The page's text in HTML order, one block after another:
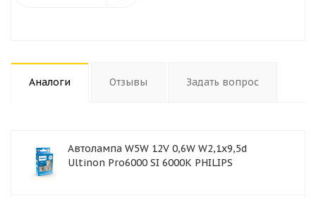
Аналоги Отзывы Задать вопрос
Автолампа W5W 12V 0,6W W2,1x9,5d
Ultinon Pro6000 SI 6000К PHILIPS